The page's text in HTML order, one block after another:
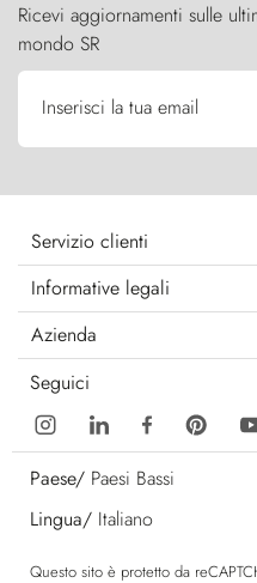
Ricevi aggiornamenti sulle
mondo SR
Inserisci la tua email
Servizio clienti
Informative legali
Azienda
Seguici
Paese/ Paesi Bassi
Lingua/ Italiano
Questo sito è protetto da